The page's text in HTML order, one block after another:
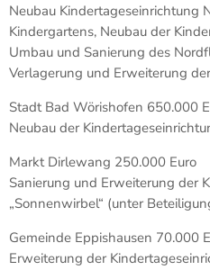
Neubau Kindertageseinrichtung
Kindergartens, Neubau der
Umbau und Sanierung des
Verlagerung und Erweiterung
Stadt Bad Wörishofen 650.000
Neubau der
Markt Dirlewang 250.000 Euro
Sanierung und Erweiterung der
„Sonnenwirbel“ (unter
Gemeinde Eppishausen 70.000
Erweiterung der